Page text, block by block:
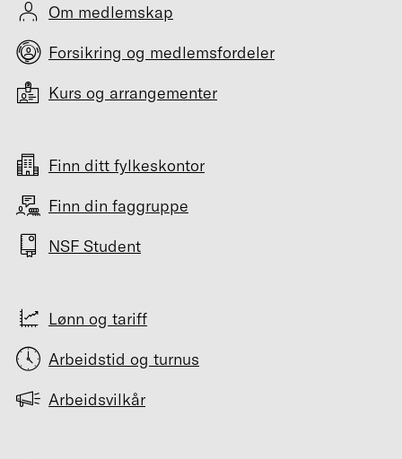
Om medlemskap
Forsikring og medlemsfordeler
Kurs og arrangementer
Finn ditt fylkeskontor
Finn din faggruppe
NSF Student
Lønn og tariff
Arbeidstid og turnus
Arbeidsvilkår